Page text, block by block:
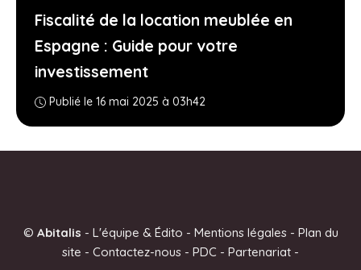
Fiscalité de la location meublée en
Espagne : Guide pour votre
investissement
Publié le 16 mai 2025 à 03h42
© Abitalis - L'équipe & Édito - Mentions légales- Plan du
site - Contactez-nous - PDC - Partenariat -